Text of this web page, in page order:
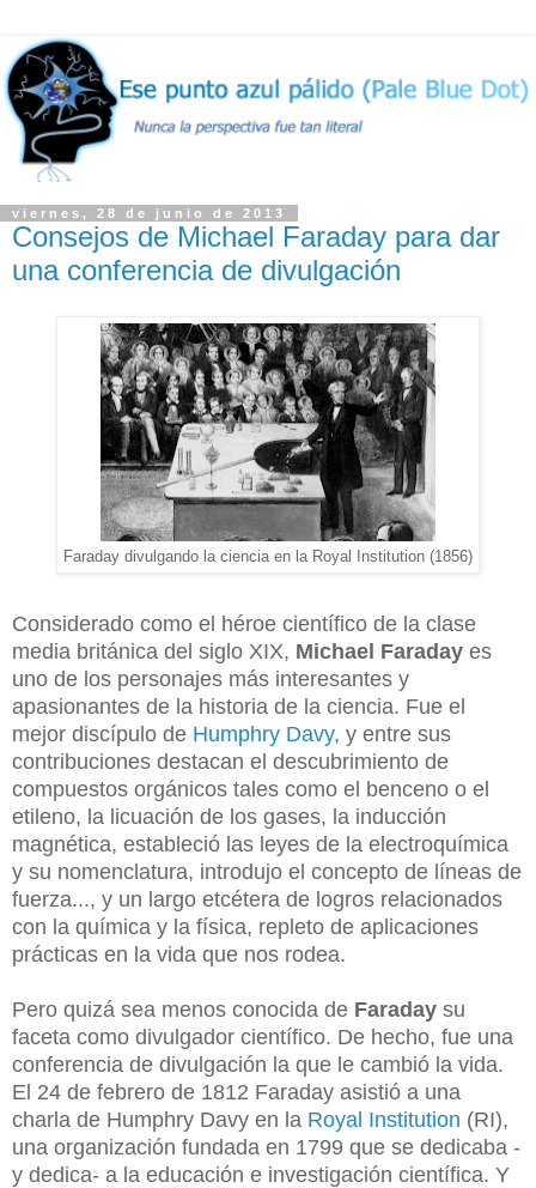
viernes, 28 de junio de 2013
Consejos de Michael Faraday para dar
una conferencia de divulgación
Faraday divulgando la ciencia en la Royal Institution (1856)
Considerado como el héroe científico de la clase
media británica del siglo XIX, Michael Faraday es
uno de los personajes más interesantes y
apasionantes de la historia de la ciencia. Fue el
mejor discípulo de Humphry Davy, y entre sus
contribuciones destacan el descubrimiento de
compuestos orgánicos tales como el benceno o el
etileno, la licuación de los gases, la inducción
magnética, estableció las leyes de la electroquímica
y su nomenclatura, introdujo el concepto de líneas de
fuerza..., y un largo etcétera de logros relacionados
con la química y la física, repleto de aplicaciones
prácticas en la vida que nos rodea.
Pero quizá sea menos conocida de Faraday su
faceta como divulgador científico. De hecho, fue una
conferencia de divulgación la que le cambió la vida.
El 24 de febrero de 1812 Faraday asistió a una
charla de Humphry Davy en la Royal Institution (RI),
una organización fundada en 1799 que se dedicaba -
y dedica- a la educación e investigación científica. Y